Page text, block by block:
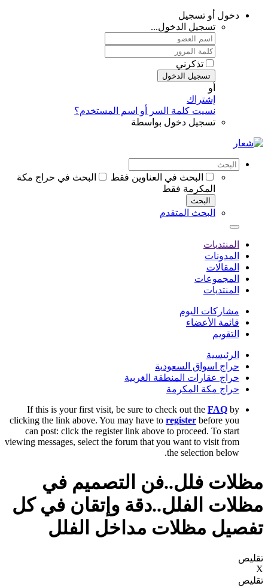
دخول أو تسجيل
تسجيل الدخول...
تذكرني
تسجيل الدخول
أو
إشتراك
نسيت كلمة السر أو اسم المستخدم؟
تسجيل دخول بواسطة
البحث في العناوين فقط
البحث في حراج مكة
المكرمة فقط
البحث
البحث المتقدم
المنتديات
المدونات
المقالات
المجموعات
المنتديات
مشاركات اليوم
قائمة الأعضاء
التقويم
الرئيسية
حراج اسواق السعودية
حراج عقارات المنطقة الغربية
حراج مكة المكرمة
If this is your first visit, be sure to check out the FAQ by
clicking the link above. You may have to register before you
can post: click the register link above to proceed. To start
viewing messages, select the forum that you want to visit from
the selection below.
مظلات فلل..فن التصميم في
مظلات الفلل..دقة وإتقان في كل
تفصيل مظلات مداخل الفلل
تقليص
X
تقليص